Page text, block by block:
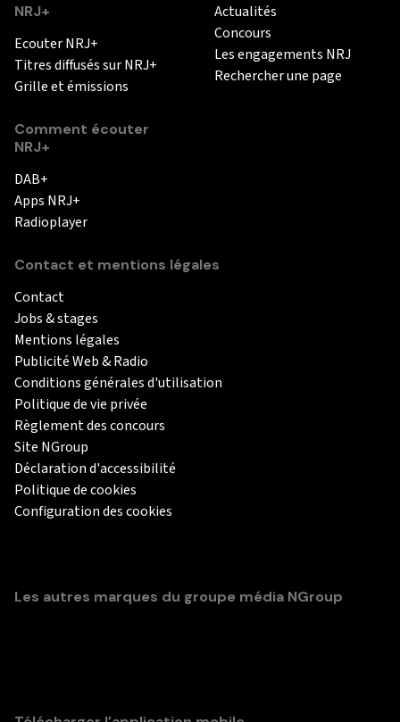
NRJ+
Ecouter NRJ+
Titres diffusés sur NRJ+
Grille et émissions
Comment écouter
NRJ+
DAB+
Apps NRJ+
Radioplayer
Actualités
Concours
Les engagements NRJ
Rechercher une page
Contact et mentions légales
Contact
Jobs & stages
Mentions légales
Publicité Web & Radio
Conditions générales d'utilisation
Politique de vie privée
Règlement des concours
Site NGroup
Déclaration d'accessibilité
Politique de cookies
Configuration des cookies
Les autres marques du groupe média NGroup